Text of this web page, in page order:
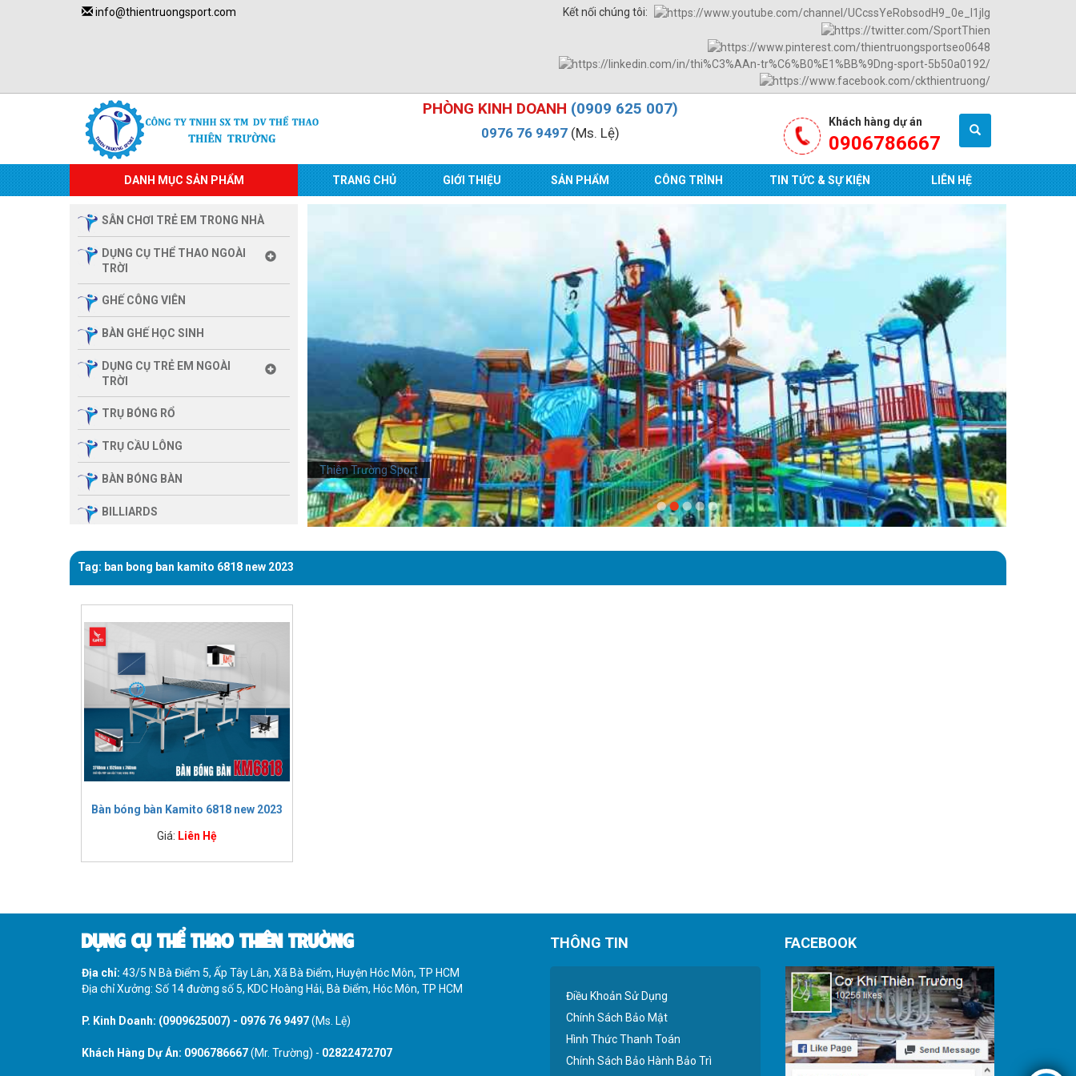
info@thientruongsport.com Kết nối chúng tôi:
PHÒNG KINH DOANH (0909 625 007)
0976 76 9497(Ms. Lệ)
Khách hàng dự án
0906786667
DANH MỤC SẢN PHẨM TRANG CHỦ GIỚI THIỆU SẢN PHẨM CÔNG TRÌNH TIN TỨC & SỰ KIỆN LIÊN HỆ
SÂN CHƠI TRẺ EM TRONG NHÀ
DỤNG CỤ THỂ THAO NGOÀI
TRỜI
GHẾ CÔNG VIÊN
BÀN GHẾ HỌC SINH
DỤNG CỤ TRẺ EM NGOÀI
TRỜI
TRỤ BÓNG RỔ
TRỤ CẦU LÔNG
BÀN BÓNG BÀN
BILLIARDS
ĐÌNH
THIẾT BỊ PHÒNG GYM MBH
FITNESS
GIÀN TẬP ĐA NĂNG
THIẾT BỊ PHÒNG GYM
IMPULSE FITNESS
THIẾT BỊ PHÒNG GYM THIÊN
TRƯỜNG
Thiên Trường Sport
Tag: ban bong ban kamito 6818 new 2023
Bàn bóng bàn Kamito 6818 new 2023
Giá: Liên Hệ
DỤNG CỤ THỂ THAO THIÊN TRƯỜNG
Địa chỉ: 43/5 N Bà Điểm 5, Ấp Tây Lân, Xã Bà Điểm, Huyện Hóc Môn, TP HCM
Địa chỉ Xưởng: Số 14 đường số 5, KDC Hoàng Hải, Bà Điểm, Hóc Môn, TP HCM
P. Kinh Doanh: (0909625007) - 0976 76 9497(Ms. Lệ)
Khách Hàng Dự Án: 0906786667(Mr. Trường) - 02822472707
THÔNG TIN
Điều Khoản Sử Dụng
Chính Sách Bảo Mật
Hình Thức Thanh Toán
Chính Sách Bảo Hành Bảo Trì
FACEBOOK